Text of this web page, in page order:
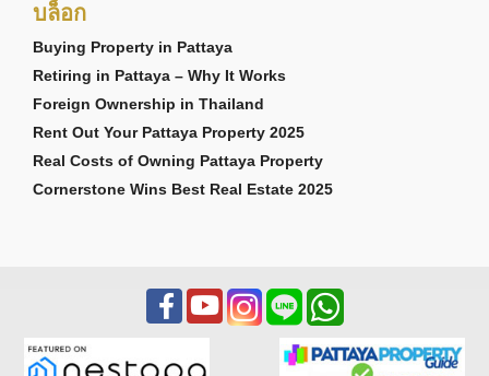
บล็อก
Buying Property in Pattaya
Retiring in Pattaya – Why It Works
Foreign Ownership in Thailand
Rent Out Your Pattaya Property 2025
Real Costs of Owning Pattaya Property
Cornerstone Wins Best Real Estate 2025